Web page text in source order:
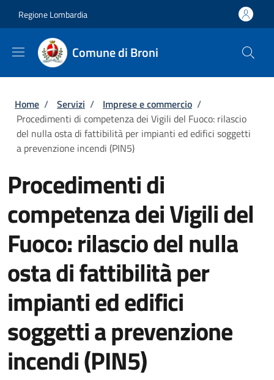
Regione Lombardia
Comune di Broni
Briciole di pane
Home / Servizi / Imprese e commercio /
Procedimenti di competenza dei Vigili del Fuoco: rilascio
del nulla osta di fattibilità per impianti ed edifici soggetti
a prevenzione incendi (PIN5)
Procedimenti di
competenza dei Vigili del
Fuoco: rilascio del nulla
osta di fattibilità per
impianti ed edifici
soggetti a prevenzione
incendi (PIN5)